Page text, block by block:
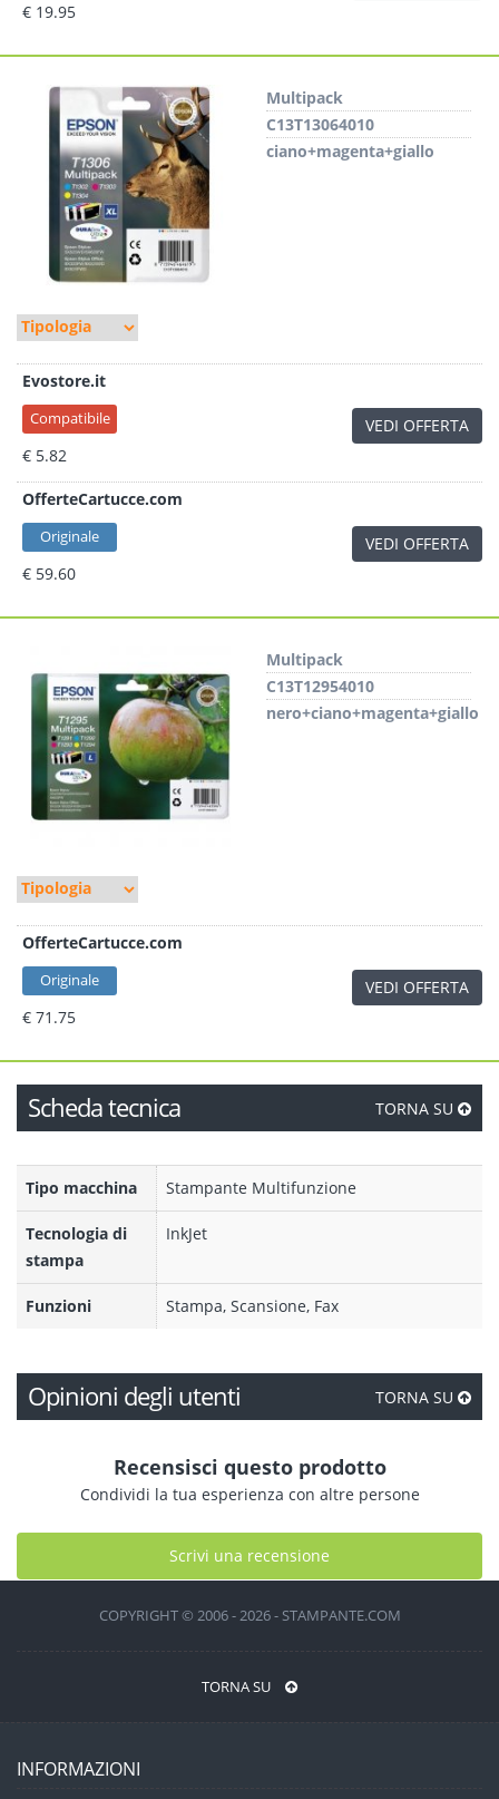
€ 19.95
Multipack
C13T13064010
ciano+magenta+giallo
Evostore.it
Compatibile
€ 5.82
VEDI OFFERTA
OfferteCartucce.com
Originale
€ 59.60
VEDI OFFERTA
Multipack
C13T12954010
nero+ciano+magenta+giallo
OfferteCartucce.com
Originale
€ 71.75
VEDI OFFERTA
Scheda tecnica TORNA SU
Tipo macchina Stampante Multifunzione
Tecnologia di
stampa
InkJet
Funzioni Stampa, Scansione, Fax
Opinioni degli utenti TORNA SU
Recensisci questo prodotto
Condividi la tua esperienza con altre persone
Scrivi una recensione
COPYRIGHT © 2006 - 2026 - STAMPANTE.COM
TORNA SU
INFORMAZIONI